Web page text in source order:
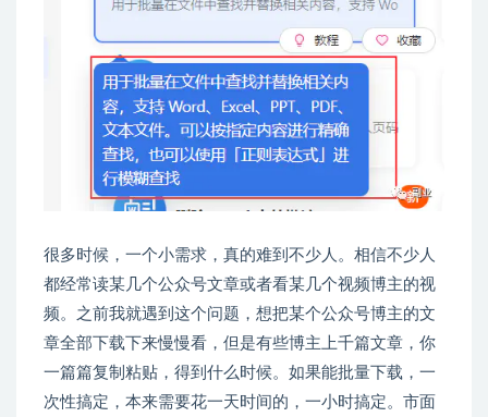
很多时候，一个小需求，真的难到不少人。相信不少人
都经常读某几个公众号文章或者看某几个视频博主的视
频。之前我就遇到这个问题，想把某个公众号博主的文
章全部下载下来慢慢看，但是有些博主上千篇文章，你
一篇篇复制粘贴，得到什么时候。如果能批量下载，一
次性搞定，本来需要花一天时间的，一小时搞定。市面